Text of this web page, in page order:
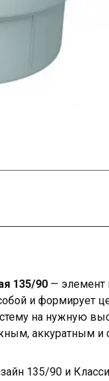
135/90 — элемент
и формирует
на нужную
аккуратным и
135/90 и